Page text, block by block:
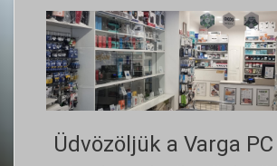
Üdvözöljük a Varga